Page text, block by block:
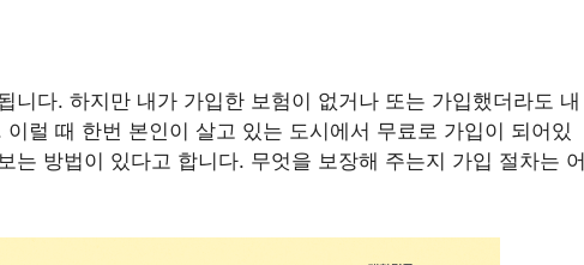
니다. 하지만 내가 가입한 보험이 없거나 또는 가입했더라도 내
럴 때 한번 본인이 살고 있는 도시에서 무료로 가입이 되어있
는 방법이 있다고 합니다. 무엇을 보장해 주는지 가입 절차는 어